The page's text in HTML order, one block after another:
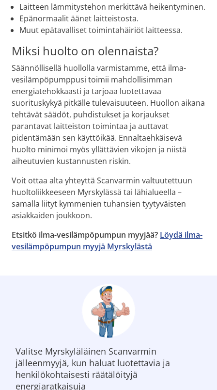
Laitteen lämmitystehon merkittävä heikentyminen.
Epänormaalit äänet laitteistosta.
Muut epätavalliset toimintahäiriöt laitteessa.
Miksi huolto on olennaista?
Säännöllisellä huollolla varmistamme, että ilma-
vesilämpöpumppusi toimii mahdollisimman
energiatehokkaasti ja tarjoaa luotettavaa
suorituskykyä pitkälle tulevaisuuteen. Huollon aikana
tehtävät säädöt, puhdistukset ja korjaukset
parantavat laitteiston toimintaa ja auttavat
pidentämään sen käyttöikää. Ennaltaehkäisevä
huolto minimoi myös yllättävien vikojen ja niistä
aiheutuvien kustannusten riskin.
Voit ottaa alta yhteyttä Scanvarmin valtuutettuun
huoltoliikkeeseen Myrskylässä tai lähialueella –
samalla liityt kymmenien tuhansien tyytyväisten
asiakkaiden joukkoon.
Etsitkö ilma-vesilämpöpumpun myyjää? Löydä ilma-
vesilämpöpumpun myyjä Myrskylästä
Valitse Myrskyläläinen Scanvarmin
jälleenmyyjä, kun haluat luotettavia ja
henkilökohtaisesti räätälöityjä
energiaratkaisuja